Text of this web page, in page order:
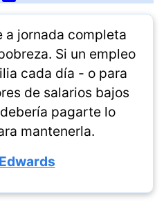
a jornada completa
Si un empleo
cada día - o para
de salarios bajos
pagarte lo
mantenerla.